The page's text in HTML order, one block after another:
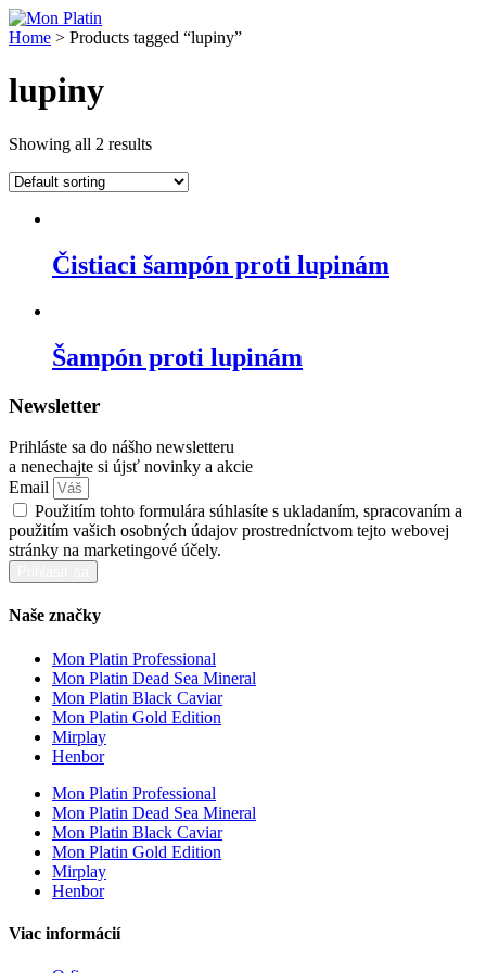
Skip
to
Home > Products tagged “lupiny”
lupiny
Showing all 2 results
Čistiaci šampón proti lupinám
Šampón proti lupinám
Newsletter
Prihláste sa do nášho newsletteru
a nenechajte si újsť novinky a akcie
Email
Použitím tohto formulára súhlasíte s ukladaním, spracovaním a
použitím vašich osobných údajov prostredníctvom tejto webovej
stránky na marketingové účely.
Naše značky
Mon Platin Professional
Mon Platin Dead Sea Mineral
Mon Platin Black Caviar
Mon Platin Gold Edition
Mirplay
Henbor
Mon Platin Professional
Mon Platin Dead Sea Mineral
Mon Platin Black Caviar
Mon Platin Gold Edition
Mirplay
Henbor
Viac informácií